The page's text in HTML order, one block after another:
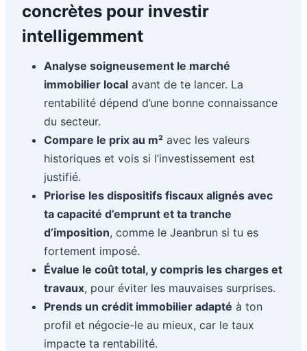
concrètes pour investir
intelligemment
Analyse soigneusement le marché
immobilier local avant de te lancer. La
rentabilité dépend d’une bonne connaissance
du secteur.
Compare le prix au m² avec les valeurs
historiques et vois si l’investissement est
justifié.
Priorise les dispositifs fiscaux alignés avec
ta capacité d’emprunt et ta tranche
d’imposition, comme le Jeanbrun si tu es
fortement imposé.
Évalue le coût total, y compris les charges et
travaux, pour éviter les mauvaises surprises.
Prends un crédit immobilier adapté à ton
profil et négocie-le au mieux, car le taux
impacte ta rentabilité.